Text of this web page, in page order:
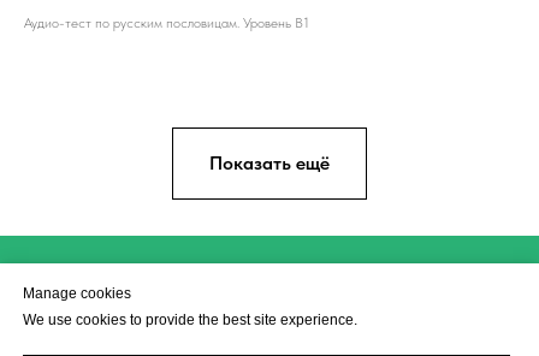
Аудио-тест по русским пословицам. Уровень B1
Показать ещё
Manage cookies
This website uses cookies to ensure you get the best experience
Manage cookies
We use cookies to provide the best site experience.